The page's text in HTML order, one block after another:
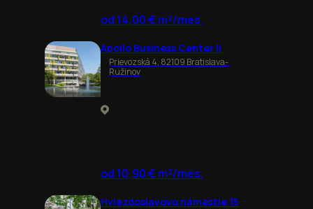
od 14,00 € m²/mes.
Apollo Business Center II
Prievozská 4, 82109 Bratislava-
Ružinov
od 10,90 € m²/mes.
Hviezdoslavovo námestie 15